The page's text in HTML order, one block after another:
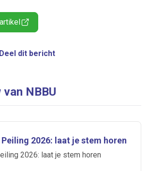
Deel dit bericht
NBBU
2026: laat je stem horen
2026: laat je stem horen